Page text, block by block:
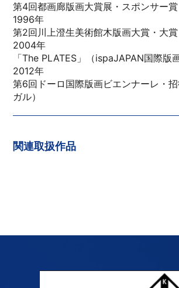
第4回都画廊版画大賞展・スポンサー賞
1996年
第2回川上澄生美術館木版画大賞・大賞
2004年
「The PLATES」（ispaJAPAN国際版
2012年
第6回ドーロ国際版画ビエンナーレ・
ガル）
関連取扱作品